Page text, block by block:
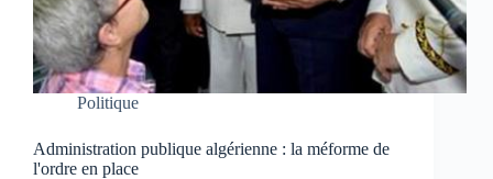
Politique
Administration publique algérienne : la méforme de
l'ordre en place